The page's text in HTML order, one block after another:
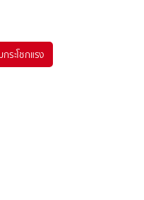
ระโชกแรง